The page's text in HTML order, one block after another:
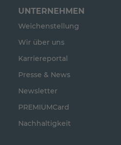
UNTERNEHMEN
Weichenstellung
Wir über uns
Karriereportal
Presse & News
Newsletter
PREMIUMCard
Nachhaltigkeit